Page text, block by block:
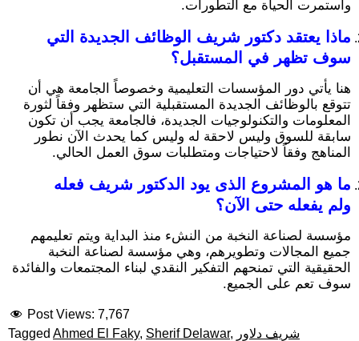
واستمرت الحياة مع التطورات.
ماذا يعتقد دكتور شريف الوظائف الجديدة التي
سوف تظهر في المستقبل؟
هنا يأتي دور المؤسسات التعليمية وخصوصاً الجامعة هي أن
تتوقع بالوظائف الجديدة المستقبلية التي ستظهر وفقاً لثورة
المعلومات والتكنولوجيات الجديدة، فالجامعة يجب أن تكون
سابقة للسوق وليس لاحقة له وليس كما يحدث الآن نطور
المناهج وفقاً لاحتياجات ومتطلبات سوق العمل الحالي.
ما هو المشروع الذى يود الدكتور شريف فعله
ولم يفعله حتى الآن؟
مؤسسة لصناعة النخبة من النشء منذ البداية ويتم تعليمهم
جميع المجالات وتطويرهم، وهي مؤسسة لصناعة النخبة
الحقيقية التي تمنحهم التفكير النقدي لبناء المجتمعات والفائدة
سوف تعم على الجميع.
Post Views: 7,767
Tagged Ahmed El Faky, Sherif Delawar, شريف دلاور